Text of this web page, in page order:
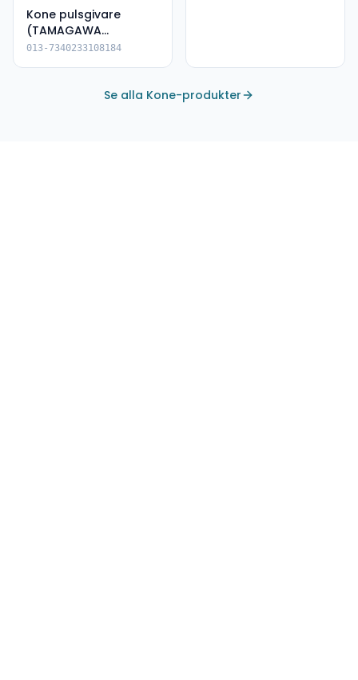
Kone pulsgivare
(TAMAGAWA
TS5213N2533, OIH50-
013-7340233108184
Se alla Kone-produkter